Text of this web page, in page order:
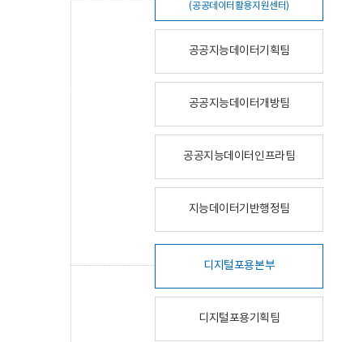
(공공데이터활용지원센터)
공공지능데이터기획팀
공공지능데이터개방팀
공공지능데이터인프라팀
지능데이터기반행정팀
디지털포용본부
디지털포용기획팀